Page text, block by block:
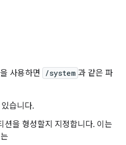
을 사용하면 /system 과 같은 파
습니다.
을 형성할지 지정합니다. 이는